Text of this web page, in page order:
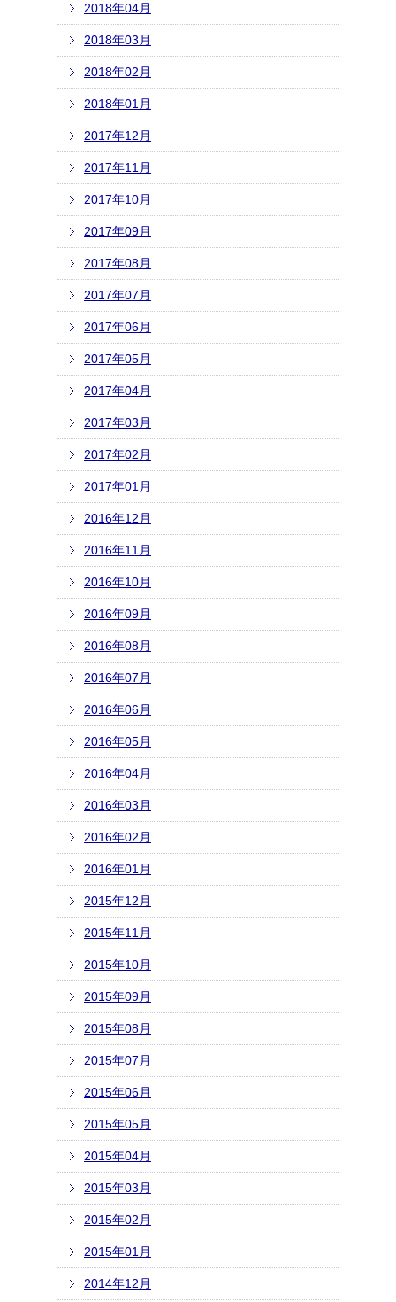
2018年04月
2018年03月
2018年02月
2018年01月
2017年12月
2017年11月
2017年10月
2017年09月
2017年08月
2017年07月
2017年06月
2017年05月
2017年04月
2017年03月
2017年02月
2017年01月
2016年12月
2016年11月
2016年10月
2016年09月
2016年08月
2016年07月
2016年06月
2016年05月
2016年04月
2016年03月
2016年02月
2016年01月
2015年12月
2015年11月
2015年10月
2015年09月
2015年08月
2015年07月
2015年06月
2015年05月
2015年04月
2015年03月
2015年02月
2015年01月
2014年12月